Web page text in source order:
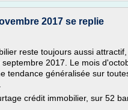
2017 se replie
reste toujours aussi
2017. Le mois
tendance généralisée sur
crédit immobilier, sur 52